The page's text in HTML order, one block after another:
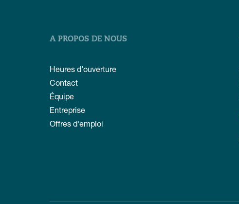
A PROPOS DE NOUS
Heures d'ouverture
Contact
Équipe
Entreprise
Offres d'emploi